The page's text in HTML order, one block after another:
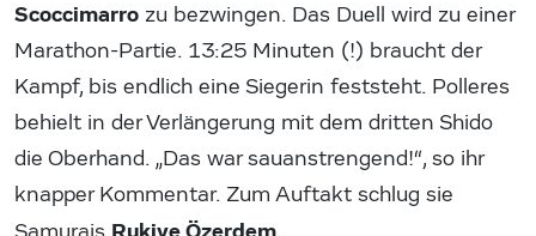
Scoccimarro zu bezwingen. Das Duell wird zu einer
Marathon-Partie. 13:25 Minuten (!) braucht der
Kampf, bis endlich eine Siegerin feststeht. Polleres
behielt in der Verlängerung mit dem dritten Shido
die Oberhand. „Das war sauanstrengend!“, so ihr
knapper Kommentar. Zum Auftakt schlug sie